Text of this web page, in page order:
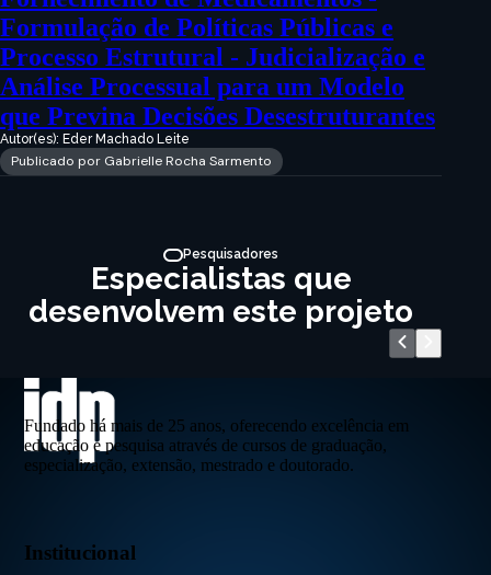
Formulação de Políticas Públicas e
Processo Estrutural - Judicialização e
Análise Processual para um Modelo
que Previna Decisões Desestruturantes
Autor(es): Eder Machado Leite
Publicado por Gabrielle Rocha Sarmento
Pesquisadores
Especialistas que
desenvolvem este projeto
Fundado há mais de 25 anos, oferecendo excelência em
educação e pesquisa através de cursos de graduação,
especialização, extensão, mestrado e doutorado.
Institucional